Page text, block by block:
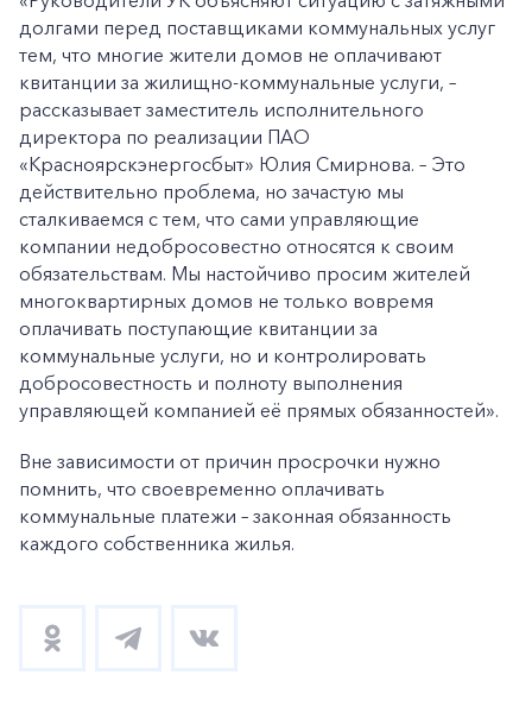
долгами перед поставщиками коммунальных услуг
тем, что многие жители домов не оплачивают
квитанции за жилищно-коммунальные услуги, –
рассказывает заместитель исполнительного
директора по реализации ПАО
«Красноярскэнергосбыт» Юлия Смирнова. – Это
действительно проблема, но зачастую мы
сталкиваемся с тем, что сами управляющие
компании недобросовестно относятся к своим
обязательствам. Мы настойчиво просим жителей
многоквартирных домов не только вовремя
оплачивать поступающие квитанции за
коммунальные услуги, но и контролировать
добросовестность и полноту выполнения
управляющей компанией её прямых обязанностей».
Вне зависимости от причин просрочки нужно
помнить, что своевременно оплачивать
коммунальные платежи – законная обязанность
каждого собственника жилья.